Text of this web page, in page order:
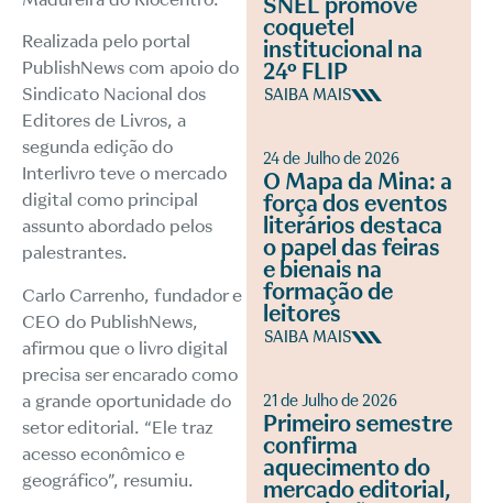
Realizada pelo portal
PublishNews com apoio do
Sindicato Nacional dos
Editores de Livros, a
segunda edição do
Interlivro teve o mercado
digital como principal
assunto abordado pelos
palestrantes.
Carlo Carrenho, fundador e
CEO do PublishNews,
afirmou que o livro digital
precisa ser encarado como
a grande oportunidade do
setor editorial. “Ele traz
acesso econômico e
geográfico”, resumiu.
SNEL promove
coquetel
institucional na
24º FLIP
SAIBA MAIS
24 de Julho de 2026
O Mapa da Mina: a
força dos eventos
literários destaca
o papel das feiras
e bienais na
formação de
leitores
SAIBA MAIS
21 de Julho de 2026
Primeiro semestre
confirma
aquecimento do
mercado editorial,